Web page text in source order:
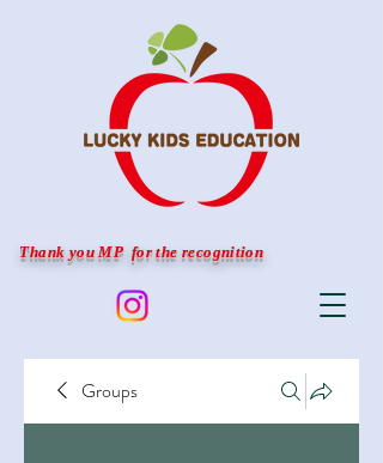
Thank you MP for the recognition
Groups